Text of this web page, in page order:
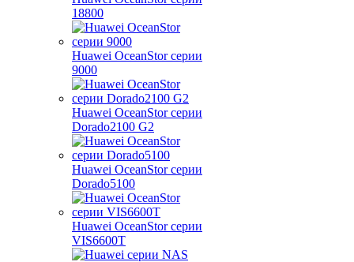
18800
Huawei OceanStor серии
9000
Huawei OceanStor серии
Dorado2100 G2
Huawei OceanStor серии
Dorado5100
Huawei OceanStor серии
VIS6600T